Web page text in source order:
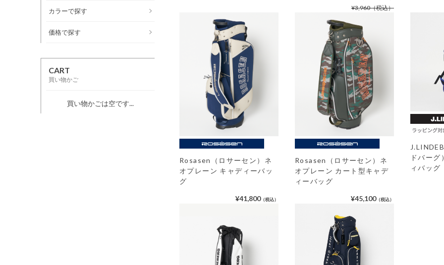
カラーで探す
価格で探す
CART
買い物かご
買い物かごは空です...
¥3,960（税込）
Rosasen（ロサーセン）ネ
オプレーン キャディーバッ
グ
¥41,800（税込）
Rosasen（ロサーセン）ネ
オプレーン カート型キャデ
ィーバッグ
¥45,100（税込）
ドバー
ィバッグ